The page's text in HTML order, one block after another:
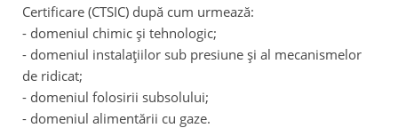
Certificare (CTSIC) după cum urmează:
- domeniul chimic și tehnologic;
- domeniul instalaţiilor sub presiune şi al mecanismelor
de ridicat;
- domeniul folosirii subsolului;
- domeniul alimentării cu gaze.